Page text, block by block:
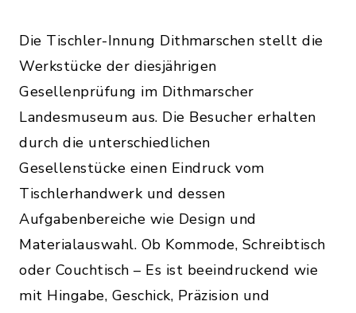
Die Tischler-Innung Dithmarschen stellt die
Werkstücke der diesjährigen
Gesellenprüfung im Dithmarscher
Landesmuseum aus. Die Besucher erhalten
durch die unterschiedlichen
Gesellenstücke einen Eindruck vom
Tischlerhandwerk und dessen
Aufgabenbereiche wie Design und
Materialauswahl. Ob Kommode, Schreibtisch
oder Couchtisch – Es ist beeindruckend wie
mit Hingabe, Geschick, Präzision und